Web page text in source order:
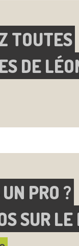
TOUTES
DE
PRO ?
SUR